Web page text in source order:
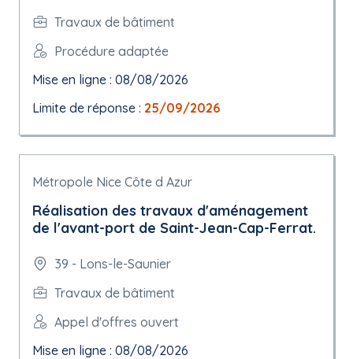
Travaux de bâtiment
Procédure adaptée
Mise en ligne : 08/08/2026
Limite de réponse : 25/09/2026
Métropole Nice Côte d Azur
Réalisation des travaux d'aménagement
de l'avant-port de Saint-Jean-Cap-Ferrat.
39 - Lons-le-Saunier
Travaux de bâtiment
Appel d'offres ouvert
Mise en ligne : 08/08/2026